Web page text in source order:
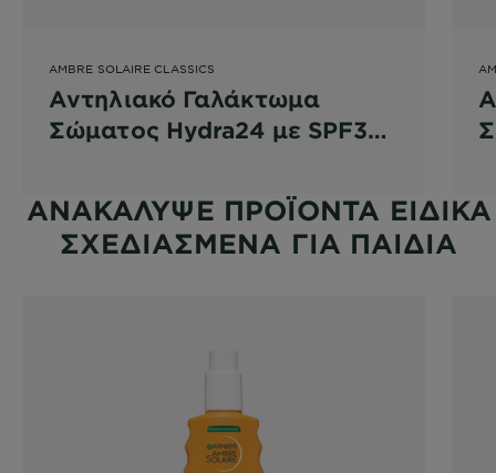
AMBRE SOLAIRE CLASSICS
Αντηλιακό Γαλάκτωμα
Σώματος Hydra24 με SPF30
ΑΝΑΚΑΛΥΨΕ ΠΡΟΪΟΝΤΑ ΕΙΔΙΚΑ
ΣΧΕΔΙΑΣΜΕΝΑ ΓΙΑ ΠΑΙΔΙΑ